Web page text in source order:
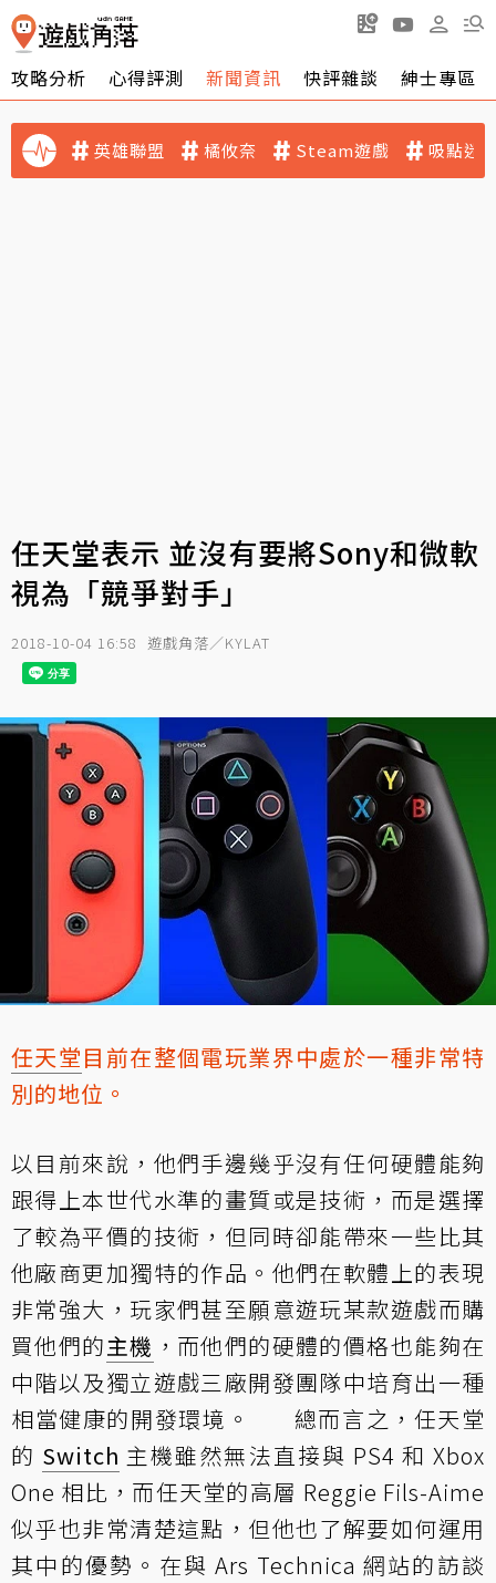
攻略分析 心得評測 新聞資訊 快評雜談 紳士專區
英雄聯盟 橘攸奈 Steam遊戲 吸點迷
任天堂表示 並沒有要將Sony和微軟
視為「競爭對手」
2018-10-04 16:58 遊戲角落／KYLAT
任天堂目前在整個電玩業界中處於一種非常特
別的地位。
以目前來說，他們手邊幾乎沒有任何硬體能夠
跟得上本世代水準的畫質或是技術，而是選擇
了較為平價的技術，但同時卻能帶來一些比其
他廠商更加獨特的作品。他們在軟體上的表現
非常強大，玩家們甚至願意遊玩某款遊戲而購
買他們的主機 ，而他們的硬體的價格也能夠在
中階以及獨立遊戲三廠開發團隊中培育出一種
相當健康的開發環境。 總而言之，任天堂
的 Switch 主機雖然無法直接與 PS4 和 Xbox
One 相比，而任天堂的高層 Reggie Fils-Aime
似乎也非常清楚這點，但他也了解要如何運用
其中的優勢。在與 Ars Technica 網站的訪談